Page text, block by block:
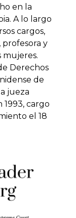
en la
A lo largo
cargos,
y
mujeres.
Derechos
de
jueza
1993, cargo
el 18